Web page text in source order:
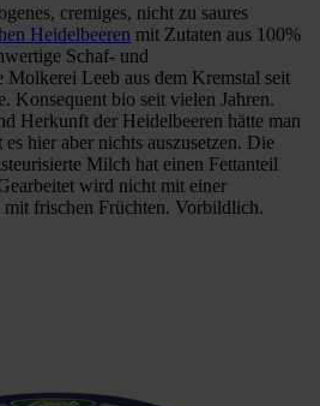
cremiges, nicht zu saures
Heidelbeeren mit Zutaten aus 100%
Schaf- und
Leeb aus dem Kremstal seit
Konsequent bio seit vielen Jahren.
Herkunft der Heidelbeeren hätte man
hier aber nichts auszusetzen. Die
Milch hat einen Fettanteil
wird nicht mit einer
mit frischen Früchten. Vorbildlich.